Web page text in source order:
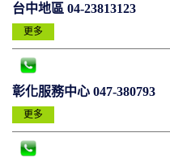
台中地區 04-23813123
更多
彰化服務中心 047-380793
更多